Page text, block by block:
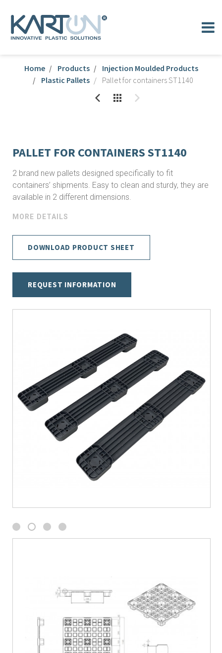
Home Products
Injection Moulded Products
Plastic Pallets
Pallet for containers ST1140
PALLET FOR CONTAINERS ST1140
2 brand new pallets designed specifically to fit
containers’ shipments. Easy to clean and sturdy, they are
available in 2 different dimensions.
MORE DETAILS
DOWNLOAD PRODUCT SHEET
REQUEST INFORMATION